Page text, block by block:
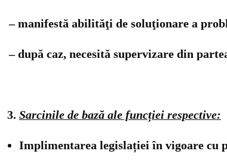
– manifestă abilităţi de soluţionare a
– după caz, necesită supervizare din
Sarcinile de bază ale funcției respective:
Implimentarea legislației în vigoare